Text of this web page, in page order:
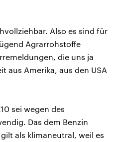
Also es sind für
Agrarrohstoffe
die uns ja
aus Amerika, aus den USA
sei wegen des
Das dem Benzin
als klimaneutral, weil es